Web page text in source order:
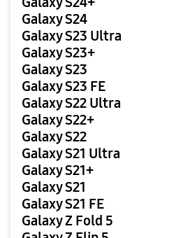
Galaxy S24
Galaxy S23 Ultra
Galaxy S23+
Galaxy S23
Galaxy S23 FE
Galaxy S22 Ultra
Galaxy S22+
Galaxy S22
Galaxy S21 Ultra
Galaxy S21+
Galaxy S21
Galaxy S21 FE
Galaxy Z Fold 5